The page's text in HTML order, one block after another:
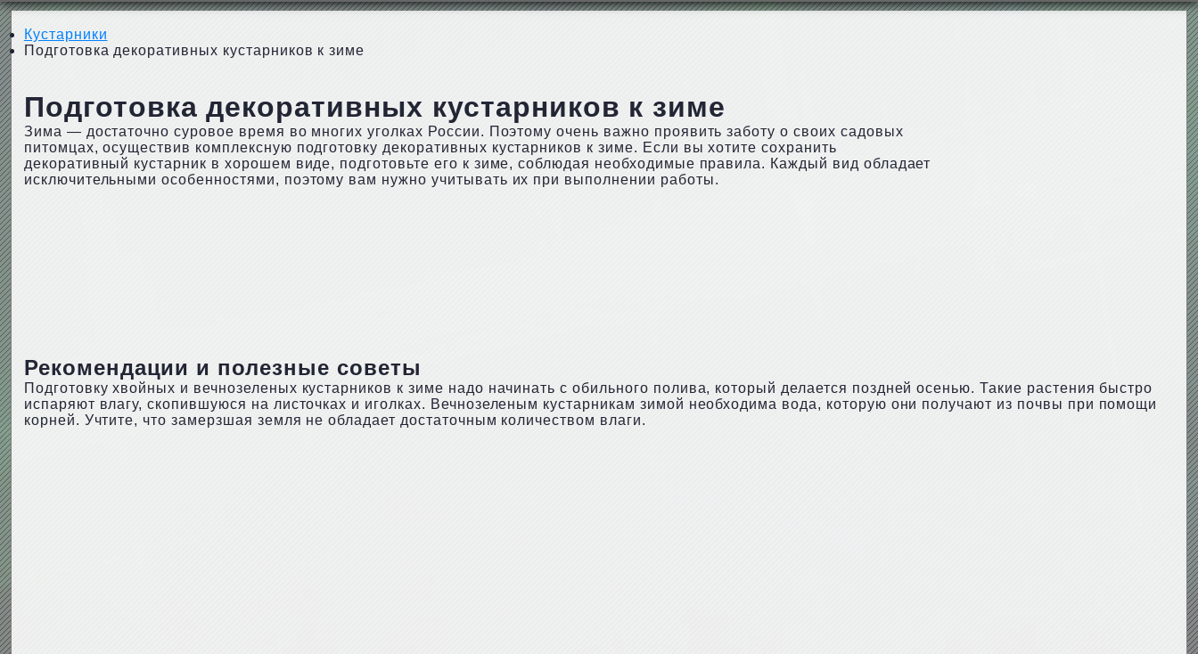
Кустарники
Подготовка декоративных кустарников к зиме
Подготовка декоративных кустарников к зиме
Зима — достаточно суровое время во многих уголках России. Поэтому очень важно проявить заботу о своих садовых
питомцах, осуществив комплексную подготовку декоративных кустарников к зиме. Если вы хотите сохранить
декоративный кустарник в хорошем виде, подготовьте его к зиме, соблюдая необходимые правила. Каждый вид обладает
исключительными особенностями, поэтому вам нужно учитывать их при выполнении работы.
Рекомендации и полезные советы
Подготовку хвойных и вечнозеленых кустарников к зиме надо начинать с обильного полива, который делается поздней осенью. Такие растения быстро
испаряют влагу, скопившуюся на листочках и иголках. Вечнозеленым кустарникам зимой необходима вода, которую они получают из почвы при помощи
корней. Учтите, что замерзшая земля не обладает достаточным количеством влаги.